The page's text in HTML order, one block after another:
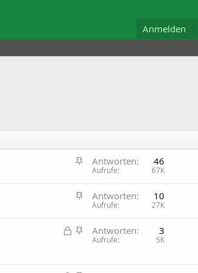
Anmelden
A
e
f
Antworten 46
Aufrufe 67K
A
e
Antworten 10
Aufrufe 27K
G A
Antworten 3
Aufrufe 5K